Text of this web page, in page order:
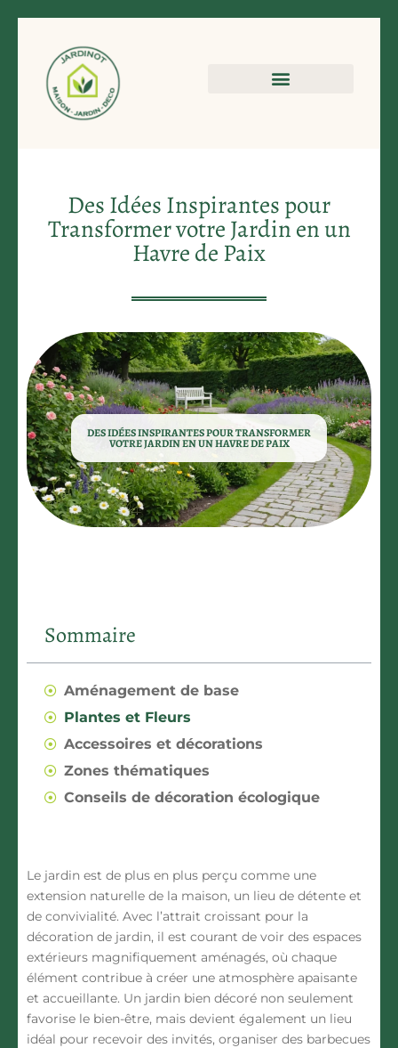
Des Idées Inspirantes pour
Transformer votre Jardin en un
Havre de Paix
DES IDÉES INSPIRANTES POUR TRANSFORMER
VOTRE JARDIN EN UN HAVRE DE PAIX
Sommaire
Aménagement de base
Plantes et Fleurs
Accessoires et décorations
Zones thématiques
Conseils de décoration écologique
Le jardin est de plus en plus perçu comme une
extension naturelle de la maison, un lieu de détente et
de convivialité. Avec l’attrait croissant pour la
décoration de jardin, il est courant de voir des espaces
extérieurs magnifiquement aménagés, où chaque
élément contribue à créer une atmosphère apaisante
et accueillante. Un jardin bien décoré non seulement
favorise le bien-être, mais devient également un lieu
idéal pour recevoir des invités, organiser des barbecues